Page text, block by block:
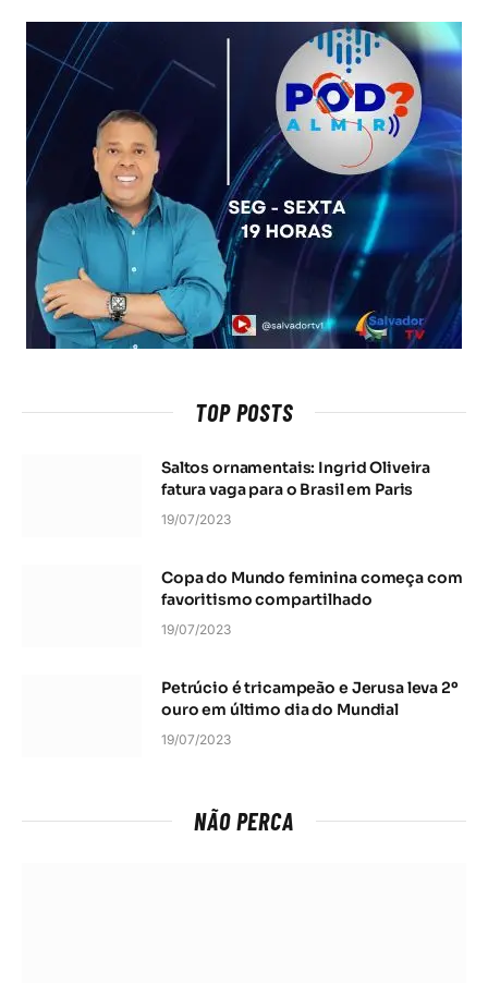
TOP POSTS
Saltos ornamentais: Ingrid Oliveira
fatura vaga para o Brasil em Paris
19/07/2023
Copa do Mundo feminina começa com
favoritismo compartilhado
19/07/2023
Petrúcio é tricampeão e Jerusa leva 2º
ouro em último dia do Mundial
19/07/2023
NÃO PERCA